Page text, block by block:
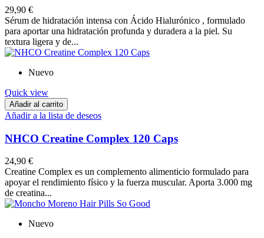
29,90 €
Sérum de hidratación intensa con Ácido Hialurónico , formulado
para aportar una hidratación profunda y duradera a la piel. Su
textura ligera y de...
Nuevo
Quick view
Añadir al carrito
Añadir a la lista de deseos
NHCO Creatine Complex 120 Caps
24,90 €
Creatine Complex es un complemento alimenticio formulado para
apoyar el rendimiento físico y la fuerza muscular. Aporta 3.000 mg
de creatina...
Nuevo